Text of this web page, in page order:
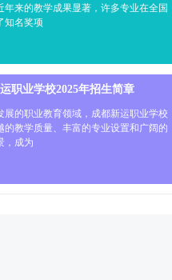
年来的教学成果显著，许多专业在全国
知名奖项
职业学校2025年招生简章
展的职业教育领域，成都新运职业学校
的教学质量、丰富的专业设置和广阔的
，成为